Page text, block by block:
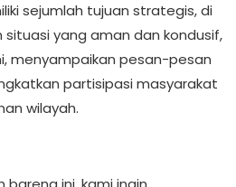
sejumlah tujuan strategis, di
yang aman dan kondusif,
menyampaikan pesan-pesan
partisipasi masyarakat
wilayah.